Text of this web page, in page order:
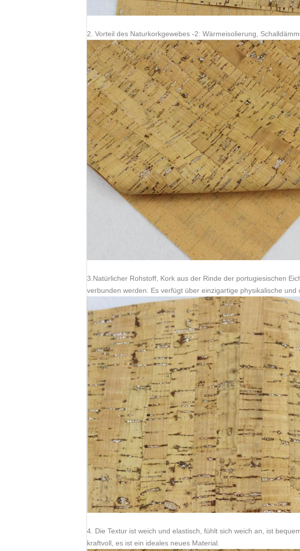
2. Vorteil des Naturkorkgewebes -2: Wärmeisolierung,
3.Natürlicher Rohstoff, Kork aus der Rinde der portugiesischen
verbunden werden. Es verfügt über einzigartige physikalische
4. Die Textur ist weich und elastisch, fühlt sich weich an, ist
kraftvoll, es ist ein ideales neues Material.